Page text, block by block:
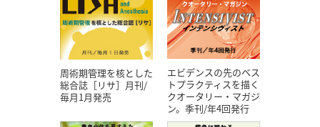
周術期管理を核とした
総合誌［リサ］月刊/
毎月1月発売
エビデンスの先のベス
トプラクティスを描く
クオータリー・マガジ
ン。季刊/年4回発行